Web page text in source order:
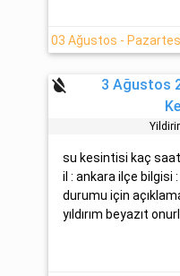
format_color_reset
3 Ağustos
su kesintisi kaç
il : ankara ilçe bilgisi
durumu için
yıldırım beyazıt